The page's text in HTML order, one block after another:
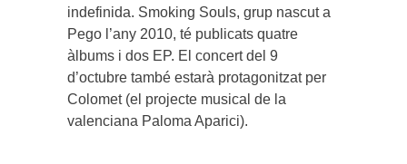
indefinida. Smoking Souls, grup nascut a
Pego l’any 2010, té publicats quatre
àlbums i dos EP. El concert del 9
d’octubre també estarà protagonitzat per
Colomet (el projecte musical de la
valenciana Paloma Aparici).